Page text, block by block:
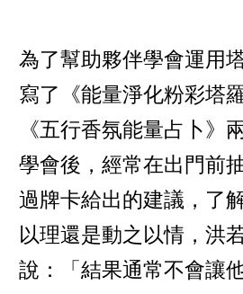
為了幫助夥伴學會運用
寫了《能量淨化粉彩塔
《五行香氛能量占卜》
學會後，經常在出門前
過牌卡給出的建議，了
以理還是動之以情，洪
說：「結果通常不會讓